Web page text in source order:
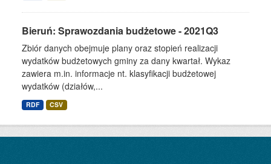
Bieruń: Sprawozdania budżetowe - 2021Q3
Zbiór danych obejmuje plany oraz stopień realizacji
wydatków budżetowych gminy za dany kwartał. Wykaz
zawiera m.in. informacje nt. klasyfikacji budżetowej
wydatków (działów,...
RDF CSV